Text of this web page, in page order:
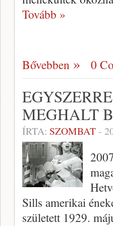
Tovább »
Bővebben 0
MEGHALT
ÍRTA: SZOMBAT-
Sills amerikai
született 1929.